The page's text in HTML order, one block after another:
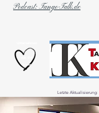
Podcast: Tango-Talk.de
Szene
Letzte Aktualisierung: